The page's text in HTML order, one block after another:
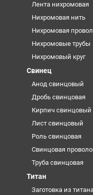
Лента нихромовая
Нихромовая нить
Нихромовая
Нихромовые трубы
Нихромовый круг
Свинец
Анод свинцовый
Дробь свинцовая
Кирпич свинцовый
Лист свинцовый
Роль свинцовая
Свинцовая
Труба свинцовая
Титан
Заготовка из